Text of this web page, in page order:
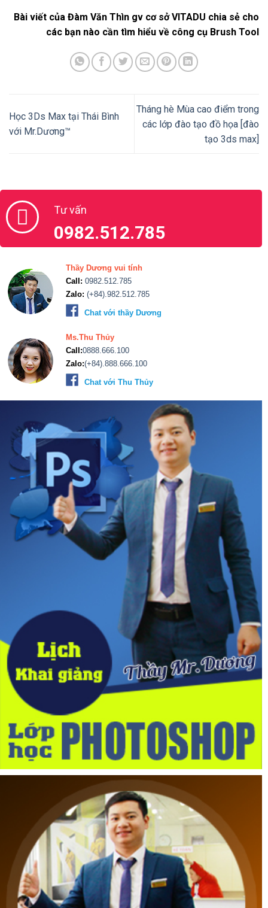
Bài viết của Đàm Văn Thìn gv cơ sở VITADU chia sẻ cho
các bạn nào cần tìm hiểu về công cụ Brush Tool
Học 3Ds Max tại Thái Bình
với Mr.Dương™
Tháng hè Mùa cao điểm trong
các lớp đào tạo đồ họa [đào
tạo 3ds max]
Tư vấn
0982.512.785
Thầy Dương vui tính
Call: 0982.512.785
Zalo: (+84).982.512.785
Chat với thầy Dương
Ms.Thu Thủy
Call:0888.666.100
Zalo:(+84).888.666.100
Chat với Thu Thủy